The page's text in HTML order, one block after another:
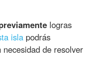
logras
isla podrás
de resolver